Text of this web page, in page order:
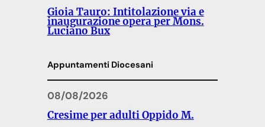
Gioia Tauro: Intitolazione via e
inaugurazione opera per Mons.
Luciano Bux
Appuntamenti Diocesani
08/08/2026
Cresime per adulti Oppido M.